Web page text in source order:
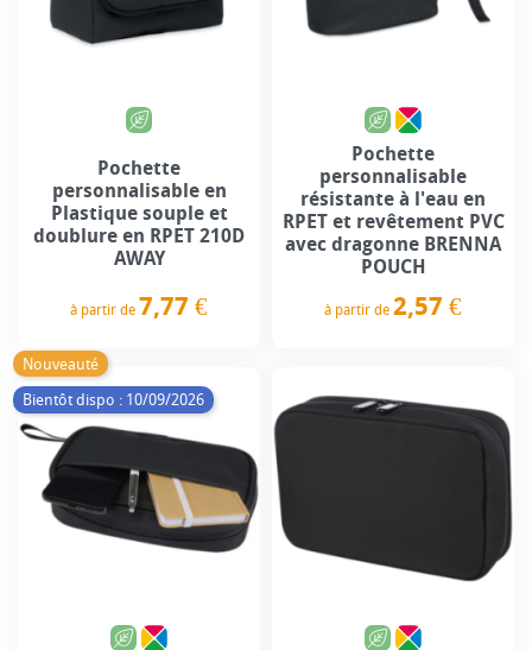
Pochette
personnalisable en
Plastique souple et
doublure en RPET 210D
AWAY
à partir de 7,77 €
Pochette
personnalisable
résistante à l'eau en
RPET et revêtement PVC
avec dragonne BRENNA
POUCH
à partir de 2,57 €
Nouveauté
Bientôt dispo : 10/09/2026